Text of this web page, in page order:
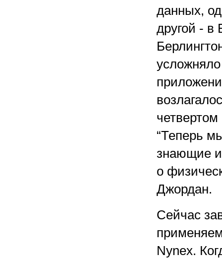
данных,
другой -
“Теперь
знающие
о
Джордан.
Сейчас
Nynex.